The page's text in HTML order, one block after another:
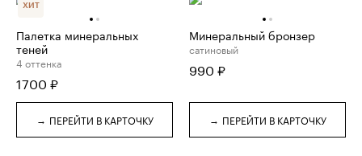
ХИТ
Палетка минеральных
теней
4 оттенка
1700 ₽
→ ПЕРЕЙТИ В КАРТОЧКУ
Минеральный бронзер
сатиновый
990 ₽
→ ПЕРЕЙТИ В КАРТОЧКУ